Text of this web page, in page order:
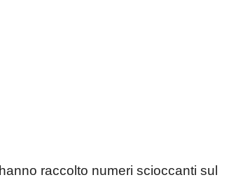
raccolto numeri scioccanti sul